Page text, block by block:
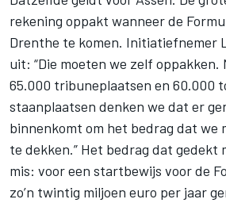
rekening oppakt wanneer de
Drenthe te komen. Initiatiefnemer
uit: “Die moeten we zelf
65.000 tribuneplaatsen en 60.000
staanplaatsen denken we dat er
binnenkomt om het bedrag dat we
te dekken.” Het bedrag dat gedekt
mis: voor een startbewijs voor de
zo’n twintig miljoen euro per jaar